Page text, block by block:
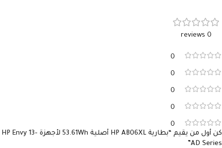
0 reviews
0
0
0
0
0
كن أول من يقيم “بطارية HP AB06XL أصلية 53.61Wh لأجهزة HP Envy 13-
AD Series”